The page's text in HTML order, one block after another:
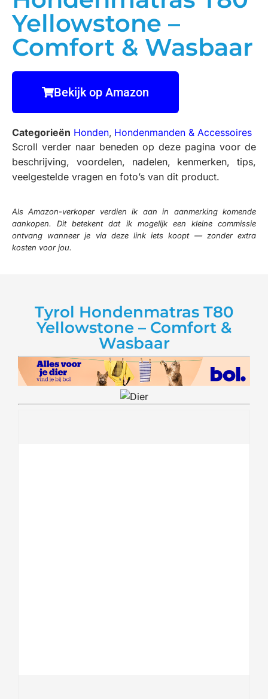
Yellowstone –
Comfort & Wasbaar
Bekijk op Amazon
Categorieën Honden, Hondenmanden & Accessoires
Scroll verder naar beneden op deze pagina voor de
beschrijving, voordelen, nadelen, kenmerken, tips,
veelgestelde vragen en foto’s van dit product.
Als Amazon-verkoper verdien ik aan in aanmerking komende
aankopen. Dit betekent dat ik mogelijk een kleine commissie
ontvang wanneer je via deze link iets koopt — zonder extra
kosten voor jou.
Tyrol Hondenmatras T80
Yellowstone – Comfort &
Wasbaar